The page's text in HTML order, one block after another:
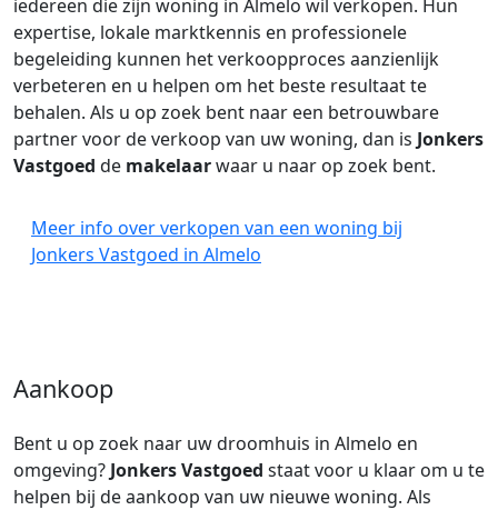
iedereen die zijn woning in Almelo wil verkopen. Hun
expertise, lokale marktkennis en professionele
begeleiding kunnen het verkoopproces aanzienlijk
verbeteren en u helpen om het beste resultaat te
behalen. Als u op zoek bent naar een betrouwbare
partner voor de verkoop van uw woning, dan is Jonkers
Vastgoed de makelaarwaar u naar op zoek bent.
Meer info over verkopen van een woning bij
Jonkers Vastgoed in Almelo
Aankoop
Bent u op zoek naar uw droomhuis in Almelo en
omgeving? Jonkers Vastgoed staat voor u klaar om u te
helpen bij de aankoop van uw nieuwe woning. Als